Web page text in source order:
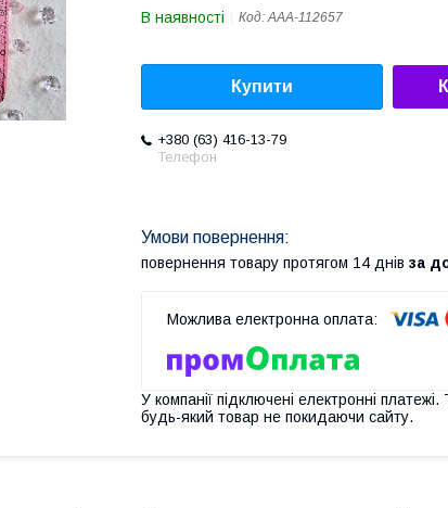
В наявності Код:AAA-112657
Купити
+380 (63) 416-13-79
Телефон
повернення товару протягом 14 днів за
У компанії підключені електронні
будь-який товар не покидаючи сайту.